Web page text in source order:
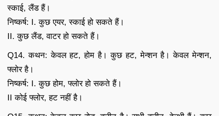
स्काई, लैंड हैं।
निष्कर्ष: I. कुछ एयर, स्काई हो सकते हैं।
II. कुछ लैंड, वाटर हो सकते हैं।
Q14. कथन: केवल हट, होम है। कुछ हट, मेन्शन है। केवल मेन्शन,
फ्लोर है।
निष्कर्ष: I. कुछ होम, फ्लोर हो सकते हैं।
II कोई फ्लोर, हट नहीं है।